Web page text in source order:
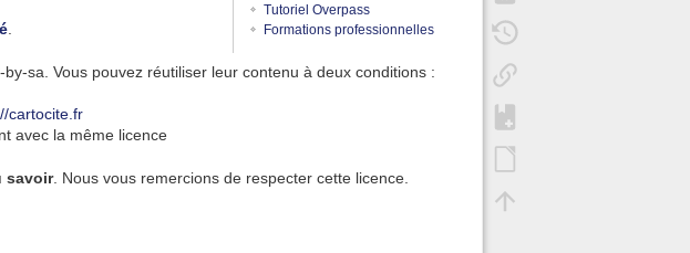
Tutoriel Overpass
Formations professionnelles
.
sa. Vous pouvez réutiliser leur contenu à deux conditions :
cartocite.fr
avec la même licence
savoir. Nous vous remercions de respecter cette licence.